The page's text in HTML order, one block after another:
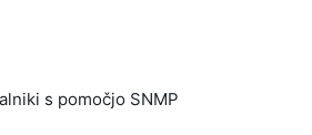
s pomočjo SNMP